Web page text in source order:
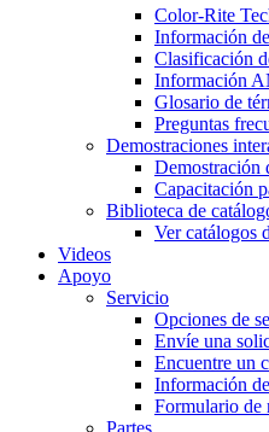
Color-Rite
Información
Clasificación
Información
Glosario de
Preguntas
Demostraciones
Demostración
Capacitación
Biblioteca de
Ver catálogos
Videos
Apoyo
Servicio
Opciones de
Envíe una
Encuentre un
Información
Formulario de